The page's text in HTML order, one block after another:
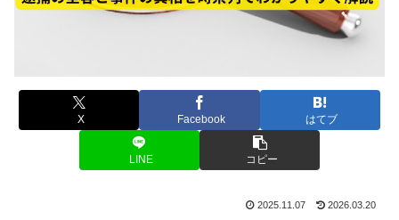
X Facebook はてブ
LINE コピー
2025.11.07 2026.03.20